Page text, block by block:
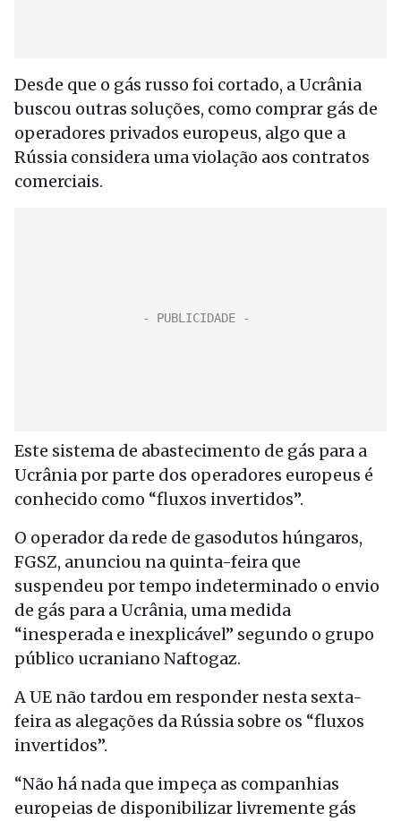
Desde que o gás russo foi cortado, a Ucrânia
buscou outras soluções, como comprar gás de
operadores privados europeus, algo que a
Rússia considera uma violação aos contratos
comerciais.
Este sistema de abastecimento de gás para a
Ucrânia por parte dos operadores europeus é
conhecido como “fluxos invertidos”.
O operador da rede de gasodutos húngaros,
FGSZ, anunciou na quinta-feira que
suspendeu por tempo indeterminado o envio
de gás para a Ucrânia, uma medida
“inesperada e inexplicável” segundo o grupo
público ucraniano Naftogaz.
A UE não tardou em responder nesta sexta-
feira as alegações da Rússia sobre os “fluxos
invertidos”.
“Não há nada que impeça as companhias
europeias de disponibilizar livremente gás